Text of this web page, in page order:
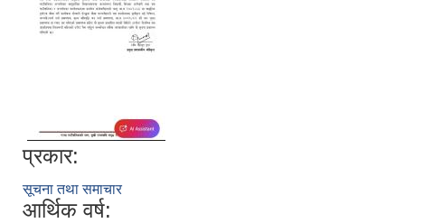
प्रकार:
सूचना तथा समाचार
आर्थिक वर्ष: